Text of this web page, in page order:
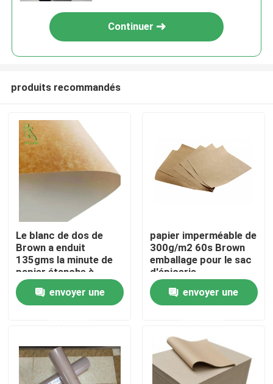
A propos de nous
Contacts
Parqueter le papier de protection
Continuer
produits recommandés
Le blanc de dos de
Brown a enduit
135gms la minute de
papier étanche à
l'humidité 350gms
maximumenvoyer une
papier imperméable de
300g/m2 60s Brown
emballage pour le sac
d'épicerie
envoyer une